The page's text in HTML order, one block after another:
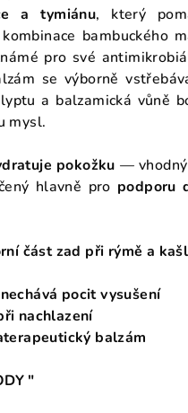
a tymiánu, který
bambuckého
pro své
se výborně
a balzamická vůně
mysl.
pokožku —
hlavně pro podporu
část zad při rýmě a
pocit vysušení
nachlazení
balzám
"